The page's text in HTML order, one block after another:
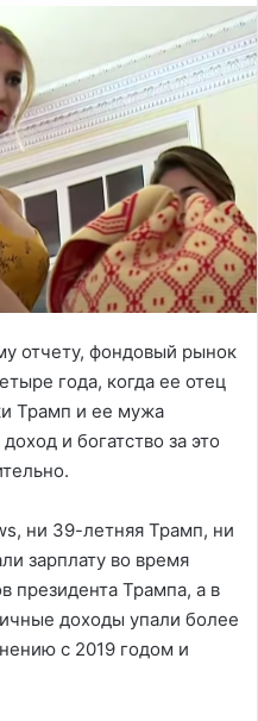
отчету, фондовый рынок
года, когда ее отец
Трамп и ее мужа
и богатство за это
ни 39-летняя Трамп, ни
зарплату во время
президента Трампа, а в
доходы упали более
с 2019 годом и